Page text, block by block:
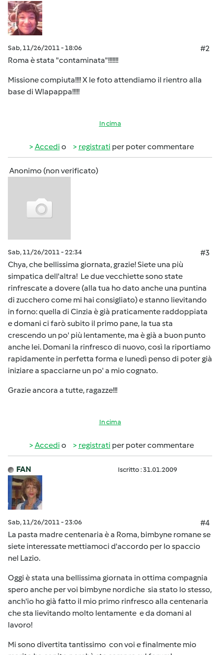
Sab, 11/26/2011 - 18:06
#2
Roma è stata "contaminata"!!!!!!!
Missione compiuta!!!! X le foto attendiamo il rientro alla
base di Wlapappa!!!!!
In cima
Accedi o registrati per poter commentare
Anonimo (non verificato)
Sab, 11/26/2011 - 22:34
#3
Chya, che bellissima giornata, grazie! Siete una più
simpatica dell'altra! Le due vecchiette sono state
rinfrescate a dovere (alla tua ho dato anche una puntina
di zucchero come mi hai consigliato) e stanno lievitando
in forno: quella di Cinzia è già praticamente raddoppiata
e domani ci farò subito il primo pane, la tua sta
crescendo un po' più lentamente, ma è già a buon punto
anche lei. Domani la rinfresco di nuovo, così la riportiamo
rapidamente in perfetta forma e lunedì penso di poter già
iniziare a spacciarne un po' a mio cognato.
Grazie ancora a tutte, ragazze!!!
In cima
Accedi o registrati per poter commentare
FAN Iscritto : 31.01.2009
Sab, 11/26/2011 - 23:06
#4
La pasta madre centenaria è a Roma, bimbyne romane se
siete interessate mettiamoci d'accordo per lo spaccio
nel Lazio.
Oggi è stata una bellissima giornata in ottima compagnia
spero anche per voi bimbyne nordiche sia stato lo stesso,
anch'io ho già fatto il mio primo rinfresco alla centenaria
che sta lievitando molto lentamente e da domani al
lavoro!
Mi sono divertita tantissimo con voi e finalmente mio